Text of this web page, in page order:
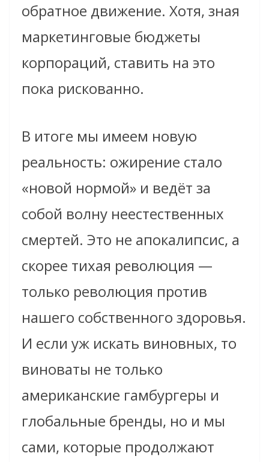
обратное движение. Хотя, зная
маркетинговые бюджеты
корпораций, ставить на это
пока рискованно.
В итоге мы имеем новую
реальность: ожирение стало
«новой нормой» и ведёт за
собой волну неестественных
смертей. Это не апокалипсис, а
скорее тихая революция —
только революция против
нашего собственного здоровья.
И если уж искать виновных, то
виноваты не только
американские гамбургеры и
глобальные бренды, но и мы
сами, которые продолжают